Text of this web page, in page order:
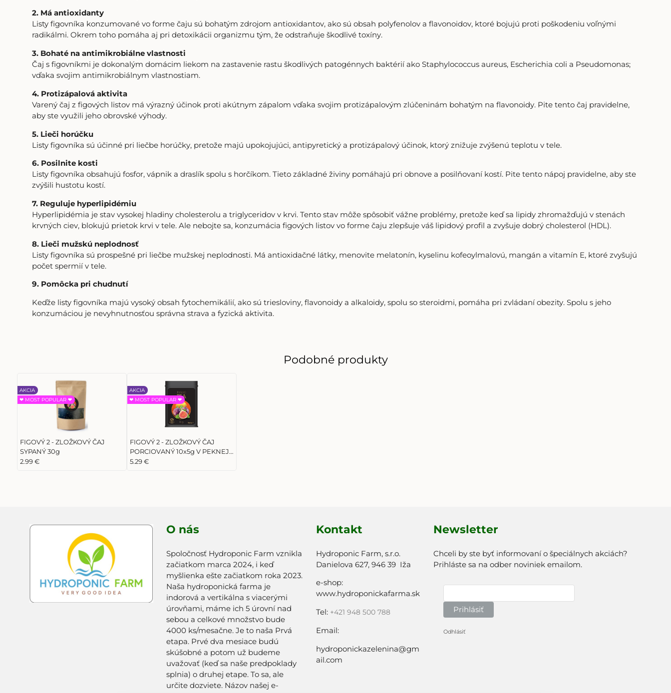
2. Má antioxidanty
Listy figovníka konzumované vo forme čaju sú bohatým zdrojom antioxidantov, ako sú obsah polyfenolov a flavonoidov, ktoré bojujú proti poškodeniu voľnými
radikálmi. Okrem toho pomáha aj pri detoxikácii organizmu tým, že odstraňuje škodlivé toxíny.
3. Bohaté na antimikrobiálne vlastnosti
Čaj s figovníkmi je dokonalým domácim liekom na zastavenie rastu škodlivých patogénnych baktérií ako Staphylococcus aureus, Escherichia coli a Pseudomonas;
vďaka svojim antimikrobiálnym vlastnostiam.
4. Protizápalová aktivita
Varený čaj z figových listov má výrazný účinok proti akútnym zápalom vďaka svojim protizápalovým zlúčeninám bohatým na flavonoidy. Pite tento čaj pravidelne,
aby ste využili jeho obrovské výhody.
5. Lieči horúčku
Listy figovníka sú účinné pri liečbe horúčky, pretože majú upokojujúci, antipyretický a protizápalový účinok, ktorý znižuje zvýšenú teplotu v tele.
6. Posilnite kosti
Listy figovníka obsahujú fosfor, vápnik a draslík spolu s horčíkom. Tieto základné živiny pomáhajú pri obnove a posilňovaní kostí. Pite tento nápoj pravidelne, aby ste
zvýšili hustotu kostí.
7. Reguluje hyperlipidémiu
Hyperlipidémia je stav vysokej hladiny cholesterolu a triglyceridov v krvi. Tento stav môže spôsobiť vážne problémy, pretože keď sa lipidy zhromažďujú v stenách
krvných ciev, blokujú prietok krvi v tele. Ale nebojte sa, konzumácia figových listov vo forme čaju zlepšuje váš lipidový profil a zvyšuje dobrý cholesterol (HDL).
8. Lieči mužskú neplodnosť
Listy figovníka sú prospešné pri liečbe mužskej neplodnosti. Má antioxidačné látky, menovite melatonín, kyselinu kofeoylmalovú, mangán a vitamín E, ktoré zvyšujú
počet spermií v tele.
9. Pomôcka pri chudnutí
Keďže listy figovníka majú vysoký obsah fytochemikálií, ako sú triesloviny, flavonoidy a alkaloidy, spolu so steroidmi, pomáha pri zvládaní obezity. Spolu s jeho
konzumáciou je nevyhnutnosťou správna strava a fyzická aktivita.
Podobné produkty
FIGOVÝ 2 - ZLOŽKOVÝ ČAJ
SYPANÝ 30g
AKCIA
❤ MOST POPULAR ❤
2.99 €
FIGOVÝ 2 - ZLOŽKOVÝ ČAJ
PORCIOVANÝ 10x5g V PEKNEJ
ČIERNEJ PRAKTICKEJ
AKCIA
❤ MOST POPULAR ❤
5.29 €
O nás
Spoločnosť Hydroponic Farm vznikla
začiatkom marca 2024, i keď
myšlienka ešte začiatkom roka 2023.
Naša hydroponická farma je
indorová a vertikálna s viacerými
úrovňami, máme ich 5 úrovní nad
sebou a celkové množstvo bude
4000 ks/mesačne. Je to naša Prvá
etapa. Prvé dva mesiace budú
skúšobné a potom už budeme
uvažovať (keď sa naše predpoklady
splnia) o druhej etape. To sa, ale
určite dozviete. Názov našej e-
Kontakt
Hydroponic Farm, s.r.o.
Danielova 627, 946 39 Iža
e-shop:
www.hydroponickafarma.sk
Tel: +421 948 500 788
Email:
hydroponickazelenina@gm
ail.com
Newsletter
Chceli by ste byť informovaní o špeciálnych akciách?
Prihláste sa na odber noviniek emailom.
Prihlásiť
Odhlásiť